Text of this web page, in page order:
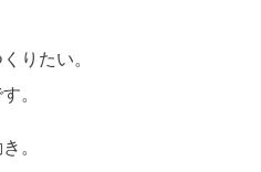
りたい。
。
。